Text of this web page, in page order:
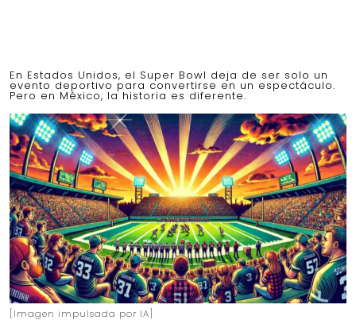
En Estados Unidos, el Super Bowl deja de ser solo un
evento deportivo para convertirse en un espectáculo.
Pero en México, la historia es diferente.
[Imagen impulsada por IA]